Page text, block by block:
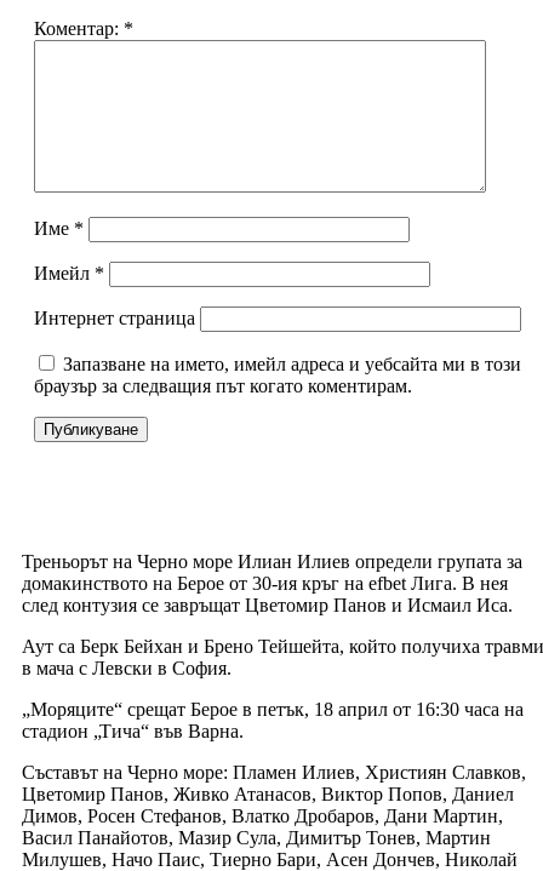
Коментар: *
Име *
Имейл *
Интернет страница
Запазване на името, имейл адреса и уебсайта ми в този
браузър за следващия път когато коментирам.
Треньорът на Черно море Илиан Илиев определи групата за
домакинството на Берое от 30-ия кръг на efbet Лига. В нея
след контузия се завръщат Цветомир Панов и Исмаил Иса.
Аут са Берк Бейхан и Брено Тейшейта, който получиха травми
в мача с Левски в София.
„Моряците“ срещат Берое в петък, 18 април от 16:30 часа на
стадион „Тича“ във Варна.
Съставът на Черно море: Пламен Илиев, Християн Славков,
Цветомир Панов, Живко Атанасов, Виктор Попов, Даниел
Димов, Росен Стефанов, Влатко Дробаров, Дани Мартин,
Васил Панайотов, Мазир Сула, Димитър Тонев, Мартин
Милушев, Начо Паис, Тиерно Бари, Асен Дончев, Николай